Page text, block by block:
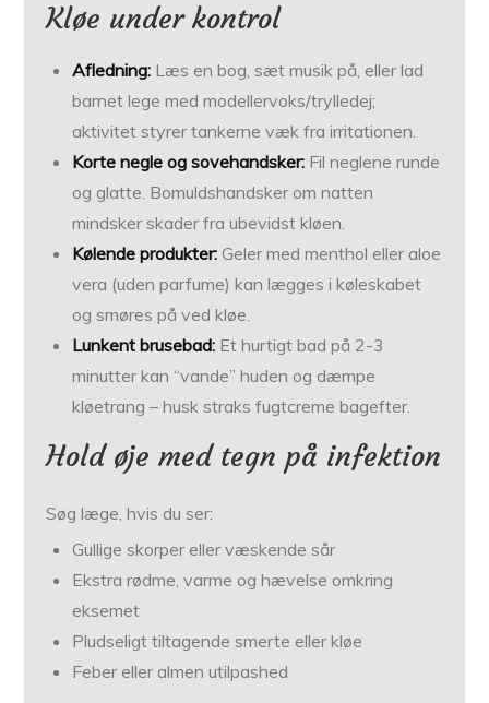
Kløe under kontrol
Afledning: Læs en bog, sæt musik på, eller lad
barnet lege med modellervoks/trylledej;
aktivitet styrer tankerne væk fra irritationen.
Korte negle og sovehandsker: Fil neglene runde
og glatte. Bomuldshandsker om natten
mindsker skader fra ubevidst kløen.
Kølende produkter: Geler med menthol eller aloe
vera (uden parfume) kan lægges i køleskabet
og smøres på ved kløe.
Lunkent brusebad: Et hurtigt bad på 2-3
minutter kan “vande” huden og dæmpe
kløetrang – husk straks fugtcreme bagefter.
Hold øje med tegn på infektion
Søg læge, hvis du ser:
Gullige skorper eller væskende sår
Ekstra rødme, varme og hævelse omkring
eksemet
Pludseligt tiltagende smerte eller kløe
Feber eller almen utilpashed